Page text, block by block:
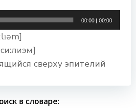
00:00 |00:00
сверху эпителий
в словаре: